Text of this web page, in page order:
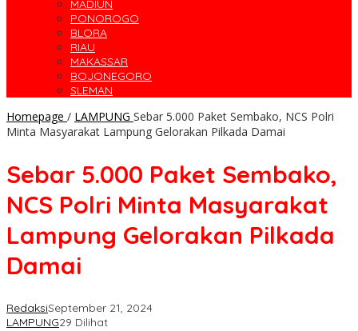
MADIUN
PONOROGO
BLORA
RIAU
MAKASSAR
BOJONEGORO
SLEMAN
Homepage / LAMPUNG Sebar 5.000 Paket Sembako, NCS Polri
Minta Masyarakat Lampung Gelorakan Pilkada Damai
Sebar 5.000 Paket Sembako,
NCS Polri Minta Masyarakat
Lampung Gelorakan Pilkada
Damai
RedaksiSeptember 21, 2024
LAMPUNG29 Dilihat